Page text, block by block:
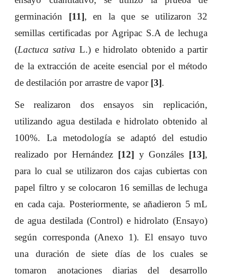
germinación
[11], en la que se utilizaron 32
semillas certificadas por Agripac S.A de lechuga
(Lactuca sativaL.) e hidrolato obtenido a partir
de la extracción de aceite esencial por el método
de destilación por arrastre de vapor [3].
Se realizaron dos ensayos sin replicación,
utilizando agua destilada e hidrolato obtenido al
100%. La metodología se adaptó del estudio
realizado por Hernández [12] y Gonzáles [13],
para lo cual se utilizaron dos cajas cubiertas con
papel filtro y se colocaron 16 semillas de lechuga
en cada caja. Posteriormente, se añadieron 5 mL
de agua destilada (Control) e hidrolato (Ensayo)
según corresponda (Anexo 1). El ensayo tuvo
una duración de siete días de los cuales se
tomaron anotaciones diarias del desarrollo